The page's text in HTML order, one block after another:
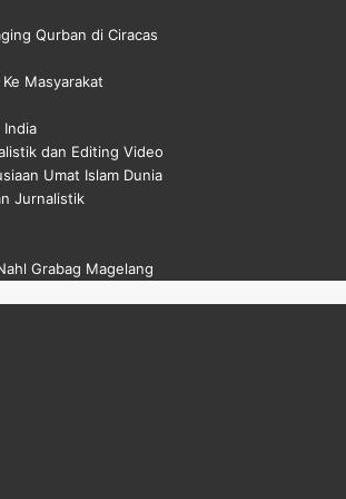
Qurban di Ciracas
Masyarakat
India
dan Editing Video
Umat Islam Dunia
Jurnalistik
Grabag Magelang